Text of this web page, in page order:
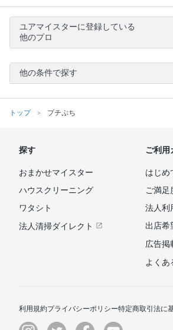
ユアマイスターに登録している
他のプロ
他の条件で探す
トップ プチぷち
探す
おまかせマイスター
ハウスクリーニング
ワタシト
法人清掃ダイレクト
ご利用
はじめ
ご満足
法人利
出店希
広告掲
よくあ
利用規約プライバシーポリシー特定商取引法に